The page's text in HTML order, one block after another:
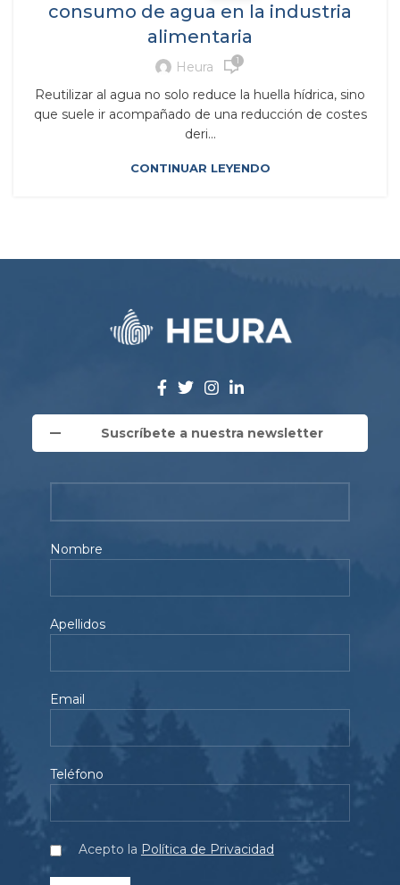
consumo de agua en la industria
alimentaria
Heura 1
Reutilizar al agua no solo reduce la huella hídrica, sino
que suele ir acompañado de una reducción de costes
deri...
CONTINUAR LEYENDO
Suscríbete a nuestra newsletter
Nombre
Apellidos
Email
Teléfono
Acepto la Política de Privacidad